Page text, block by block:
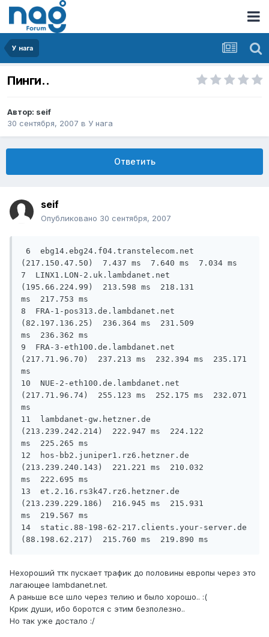
У нага
Пинги..
Автор: seif
30 сентября, 2007 в У нага
Ответить
seif
Опубликовано 30 сентября, 2007
(217.150.47.50)  7.437 ms  7.640 ms  7.034 ms
7  LINX1.LON-2.uk.lambdanet.net
(195.66.224.99)  213.598 ms  218.131
ms  217.753 ms
8  FRA-1-pos313.de.lambdanet.net
(82.197.136.25)  236.364 ms  231.509
ms  236.362 ms
9  FRA-3-eth100.de.lambdanet.net
(217.71.96.70)  237.213 ms  232.394 ms  235.171
ms
10  NUE-2-eth100.de.lambdanet.net
(217.71.96.74)  255.123 ms  252.175 ms  232.071
ms
11  lambdanet-gw.hetzner.de
(213.239.242.214)  222.947 ms  224.122
ms  225.265 ms
12  hos-bb2.juniper1.rz6.hetzner.de
(213.239.240.143)  221.221 ms  210.032
ms  222.695 ms
13  et.2.16.rs3k47.rz6.hetzner.de
(213.239.229.186)  216.945 ms  215.931
ms  219.567 ms
14  static.88-198-62-217.clients.your-server.de
(88.198.62.217)  215.760 ms  219.890 ms
Нехороший ттк пускает трафик до половины европы через это
лагающее lambdanet.net.
А раньше все шло через телию и было хорошо.. :(
Крик души, ибо боротся с этим безполезно..
Но так уже достало :/